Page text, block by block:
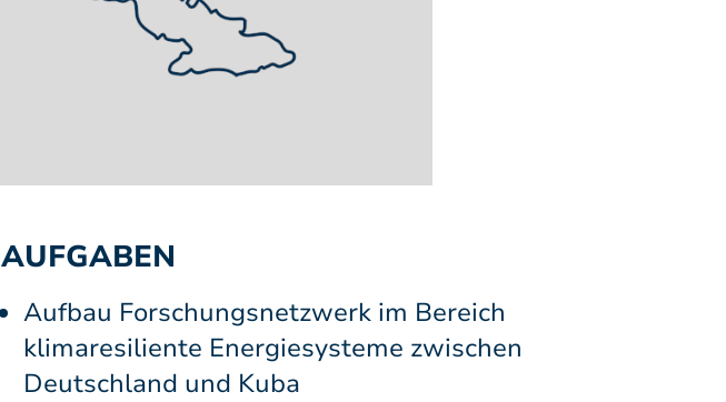
AUFGABEN
Aufbau Forschungsnetzwerk im Bereich
klimaresiliente Energiesysteme zwischen
Deutschland und Kuba